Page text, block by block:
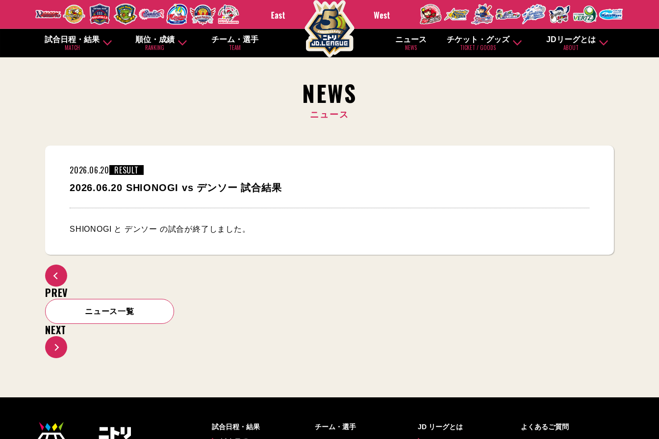
試合日程・結果
MATCH
順位・成績
RANKING
チーム・選手
TEAM
ニュース
NEWS
チケット・グッズ
TICKET / GOODS
JDリーグとは
ABOUT
NEWS
ニュース
2026.06.20 RESULT
2026.06.20 SHIONOGI vs デンソー 試合結果
SHIONOGI と デンソー の試合が終了しました。
PREV
ニュース一覧
NEXT
試合日程・結果
チーム・選手
JD リーグとは
よくあるご質問